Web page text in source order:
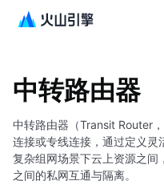
中转路由器
中转路由器
中转路由器（Transit Router
连接或专线连接，通过定义灵
复杂组网场景下云上资源之间
之间的私网互通与隔离。